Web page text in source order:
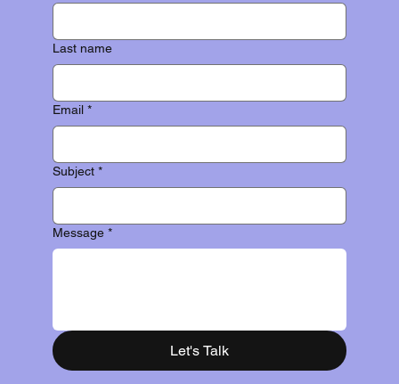
Last name
Email *
Subject *
Message *
Let's Talk